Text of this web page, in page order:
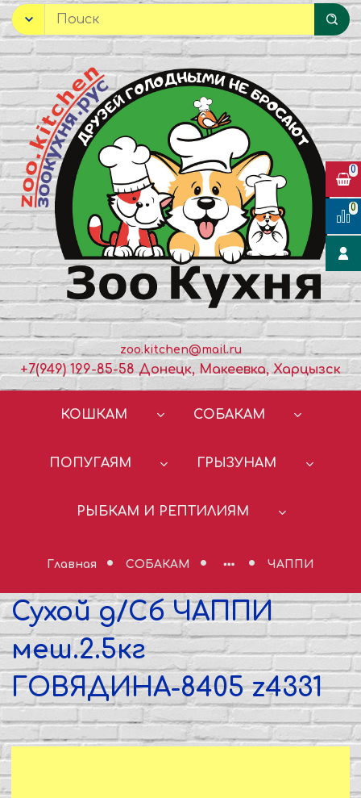
zoo.kitchen@mail.ru
+7(949) 199-85-58 Донецк, Макеевка, Харцызск
КОШКАМ СОБАКАМ
ПОПУГАЯМ ГРЫЗУНАМ
РЫБКАМ И РЕПТИЛИЯМ
Главная СОБАКАМ ЧАППИ
Сухой д/Сб ЧАППИ
меш.2.5кг
ГОВЯДИНА-8405 z4331
0
0